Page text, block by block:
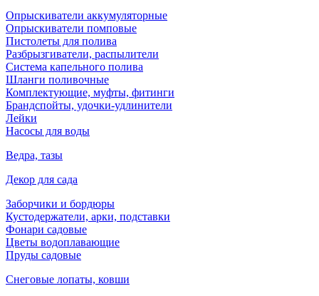
Опрыскиватели аккумуляторные
Опрыскиватели помповые
Пистолеты для полива
Разбрызгиватели, распылители
Система капельного полива
Шланги поливочные
Комплектующие, муфты, фитинги
Брандспойты, удочки-удлинители
Лейки
Насосы для воды
Ведра, тазы
Декор для сада
Заборчики и бордюры
Кустодержатели, арки, подставки
Фонари садовые
Цветы водоплавающие
Пруды садовые
Снеговые лопаты, ковши